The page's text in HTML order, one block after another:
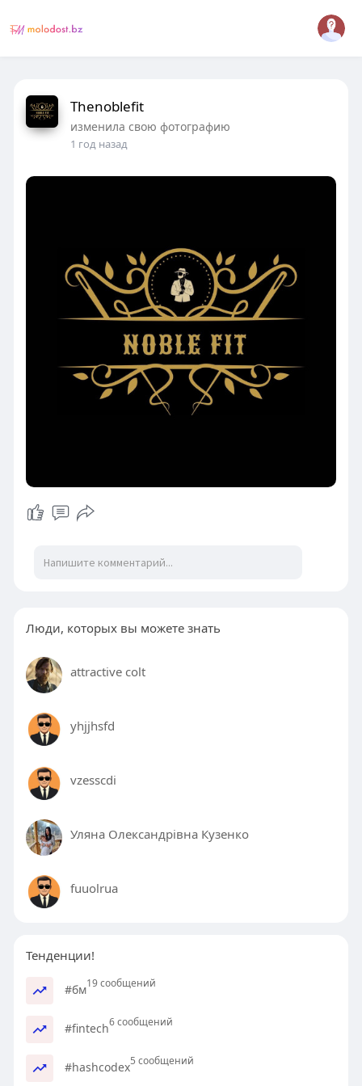
Thenoblefit
изменила свою фотографию
1 год назад
Люди, которых вы можете знать
attractive colt
yhjjhsfd
vzesscdi
Уляна Олександрівна Кузенко
fuuolrua
Тенденции!
#бм19 сообщений
#fintech6 сообщений
#hashcodex5 сообщений